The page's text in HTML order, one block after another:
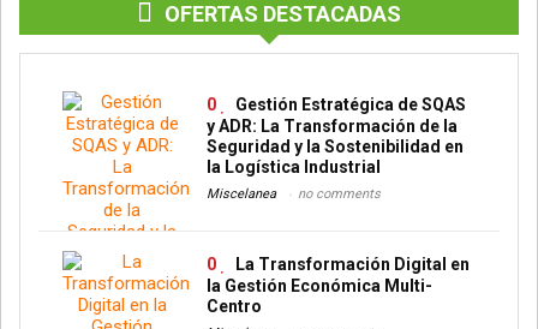
OFERTAS DESTACADAS
0
Gestión Estratégica de SQAS
y ADR: La Transformación de la
Seguridad y la Sostenibilidad en
la Logística Industrial
Miscelanea no comments
0
La Transformación Digital en
la Gestión Económica Multi-
Centro